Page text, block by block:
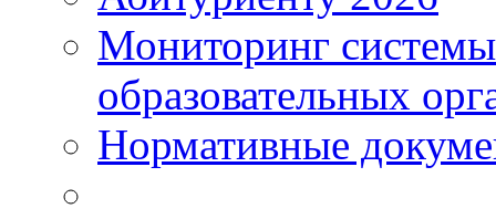
Мониторинг
образовательных
Нормативные